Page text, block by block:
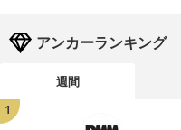
アンカーランキング
週間
1